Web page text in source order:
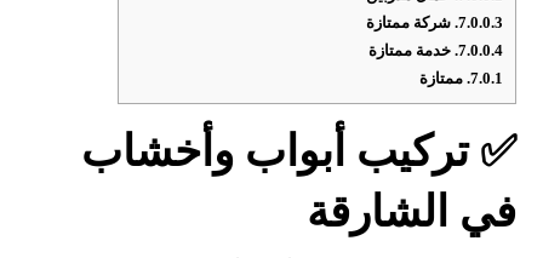
7.0.0.3. شركة ممتازة
7.0.0.4. خدمة ممتازة
7.0.1. ممتازة
✅ تركيب أبواب وأخشاب
في الشارقة